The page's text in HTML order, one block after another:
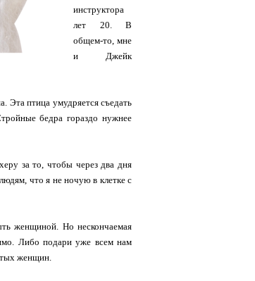
инструктора
лет 20. В
общем-то, мне
и Джейк
Эта птица умудряется съедать
бедра гораздо нужнее
за то, чтобы через два дня
что я не ночую в клетке с
женщиной. Но нескончаемая
Либо подари уже всем нам
женщин.